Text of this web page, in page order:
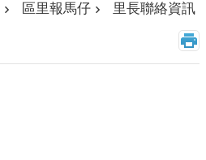
區里報馬仔 里長聯絡資訊